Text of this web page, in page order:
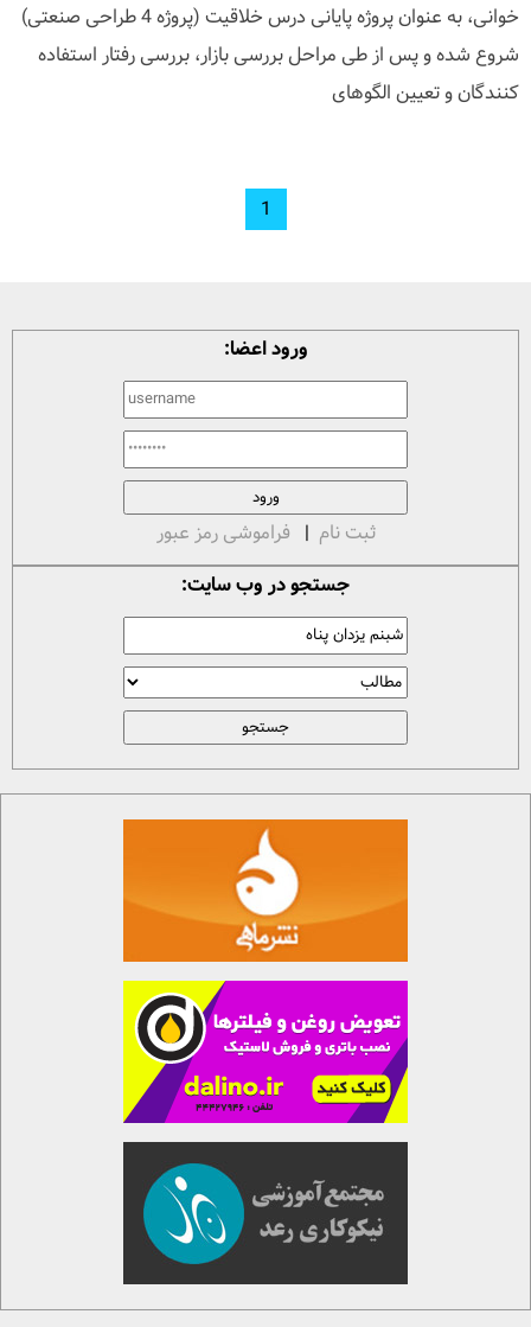
خوانی، به عنوان پروژه پایانی درس خلاقیت (پروژه 4 طراحی صنعتی)
شروع شده و پس از طی مراحل بررسی بازار، بررسی رفتار استفاده
کنندگان و تعیین الگوهای
1
ورود اعضا:
ثبت نام | فراموشی رمز عبور
جستجو در وب سایت: